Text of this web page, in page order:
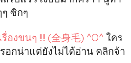
ซิกๆ
องขนๆ !!!! (全身毛) ^O^ ใคร
อกน่าแต่ยังไม่ได้อ่าน คลิกจ้า